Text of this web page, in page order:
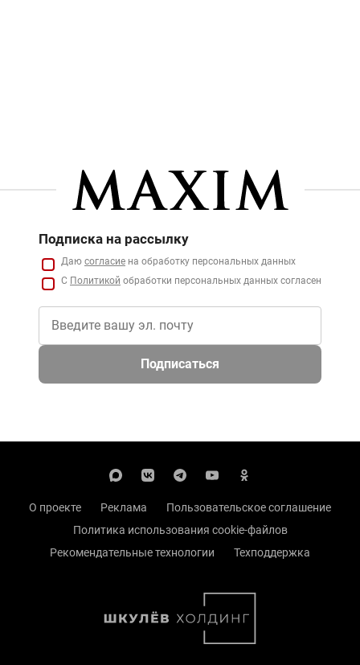
Подписка на рассылку
Даю согласие на обработку персональных данных
С Политикой обработки персональных данных согласен
Подписаться
О проекте Реклама
Пользовательское соглашение
Политика использования cookie-файлов
Рекомендательные технологии
Техподдержка